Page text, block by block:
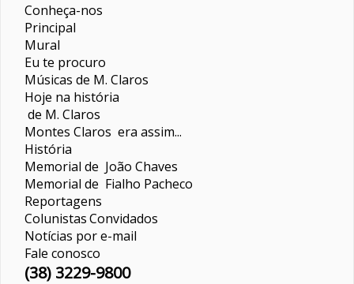
Conheça-nos
Principal
Mural
Eu te procuro
Músicas de M. Claros
Hoje na história
de M. Claros
Montes Claros era assim...
História
Memorial de João Chaves
Memorial de Fialho Pacheco
Reportagens
ColunistasConvidados
Notícias por e-mail
Fale conosco
(38) 3229-9800